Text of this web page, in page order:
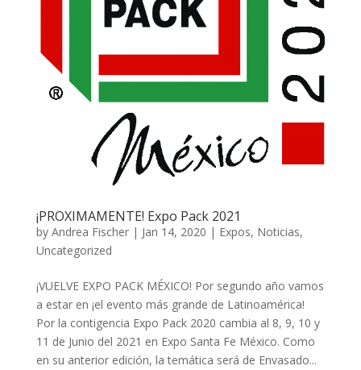
¡PROXIMAMENTE! Expo Pack 2021
by Andrea Fischer| Jan 14, 2020 | Expos, Noticias,
Uncategorized
¡VUELVE EXPO PACK MÉXICO! Por segundo año vamos
a estar en ¡el evento más grande de Latinoamérica!
Por la contigencia Expo Pack 2020 cambia al 8, 9, 10 y
11 de Junio del 2021 en Expo Santa Fe México. Como
en su anterior edición, la temática será de Envasado...